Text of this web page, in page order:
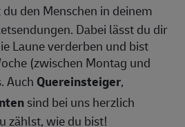
den Menschen in deinem
Dabei lässt du dir
Laune verderben und bist
(zwischen Montag und
Auch Quereinsteiger,
sind bei uns herzlich
zählst, wie du bist!